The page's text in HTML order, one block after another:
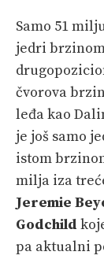
Samo 51
jedri brzinom
čvorova
leđa kao
je još samo
istom
milja iza
Jeremie
Godchild
pa aktualni